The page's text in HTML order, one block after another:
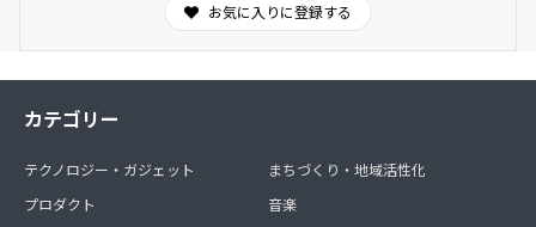
お気に入りに登録する
カテゴリー
テクノロジー・ガジェット
プロダクト
まちづくり・地域活性化
音楽